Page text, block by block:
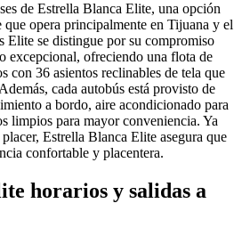
de Estrella Blanca Elite, una opción
que opera principalmente en Tijuana y el
Elite se distingue por su compromiso
excepcional, ofreciendo una flota de
con 36 asientos reclinables de tela que
cada autobús está provisto de
a bordo, aire acondicionado para
limpios para mayor conveniencia. Ya
Estrella Blanca Elite asegura que
confortable y placentera.
horarios y salidas a